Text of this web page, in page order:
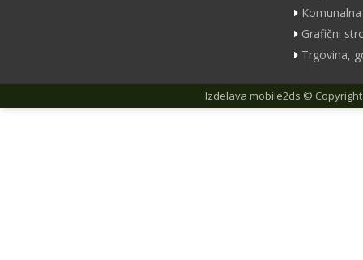
Grafični
Trgovina,
Izdelava mobile2ds ©